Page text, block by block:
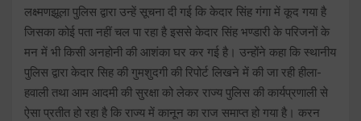
लक्ष्मणझूला पुलिस द्वारा उन्हें सूचना दी गई कि केदार सिंह गंगा में कूद गया है
जिसका कोई पता नहीं चल पा रहा है इससे केदार सिंह भण्डारी के परिजनों के
मन में भी किसी अनहोनी की आशंका घर कर गई है। उन्होंने कहा कि स्थानीय
पुलिस द्वारा केदार सिह की गुमशुदगी की रिपोर्ट लिखने में की जा रही हीला-
हवाली तथा आम आदमी की सुरक्षा को लेकर राज्य पुलिस की कार्यप्रणाली से
ऐसा प्रतीत हो रहा है कि राज्य में कानून का राज समाप्त हो गया है। करन